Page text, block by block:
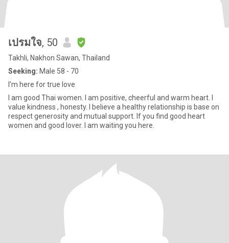
เปรมใจ, 50
Takhli, Nakhon Sawan, Thailand
Seeking: Male 58 - 70
I’m here for true love
I am good Thai women. I am positive, cheerful and warm heart. I
value kindness , honesty. I believe a healthy relationship is base on
respect generosity and mutual support. If you find good heart
women and good lover. I am waiting you here.